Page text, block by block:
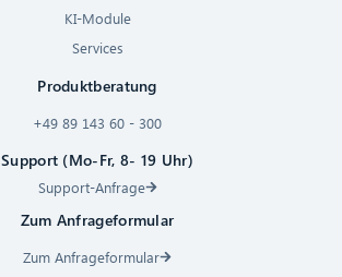
KI-Module
Services
Produktberatung
+49 89 143 60 - 300
Support (Mo-Fr, 8- 19 Uhr)
Support-Anfrage
Zum Anfrageformular
Zum Anfrageformular